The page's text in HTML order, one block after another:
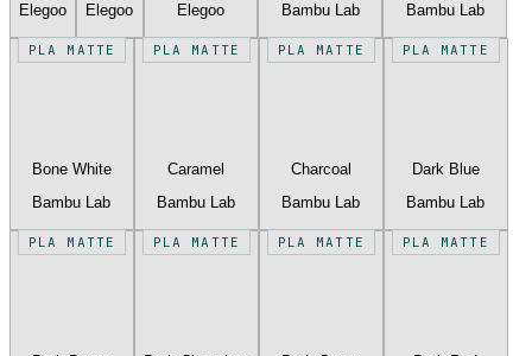
Elegoo
Elegoo
Elegoo
Bambu Lab
Bambu Lab
PLA MATTE
Bone White
Bambu Lab
PLA MATTE
Caramel
Bambu Lab
PLA MATTE
Charcoal
Bambu Lab
PLA MATTE
Dark Blue
Bambu Lab
PLA MATTE PLA MATTE PLA MATTE PLA MATTE